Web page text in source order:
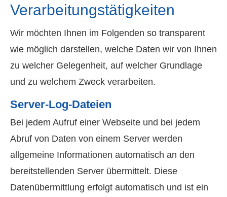
Verarbeitungstätigkeiten
Wir möchten Ihnen im Folgenden so transparent
wie möglich darstellen, welche Daten wir von Ihnen
zu welcher Gelegenheit, auf welcher Grundlage
und zu welchem Zweck verarbeiten.
Server-Log-Dateien
Bei jedem Aufruf einer Webseite und bei jedem
Abruf von Daten von einem Server werden
allgemeine Informationen automatisch an den
bereitstellenden Server übermittelt. Diese
Datenübermittlung erfolgt automatisch und ist ein